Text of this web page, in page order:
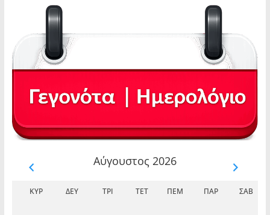
Αύγουστος 2026
ΚΥΡ ΔΕΥ ΤΡΊ ΤΕΤ ΠΈΜ ΠΑΡ ΣΆΒ